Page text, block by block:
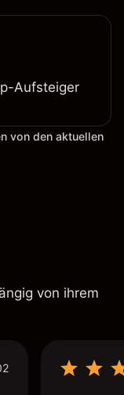
Aufsteiger
von den aktuellen
von ihrem